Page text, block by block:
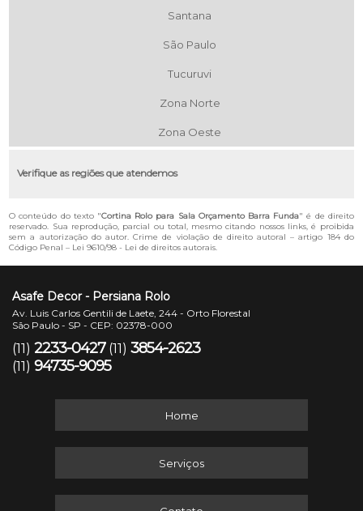
Santana
São Paulo
Tucuruvi
Zona Norte
Zona Oeste
Verifique as regiões que atendemos
O conteúdo do texto "Cortina Rolo para Sala Orçamento Barra Funda" é de direito
reservado. Sua reprodução, parcial ou total, mesmo citando nossos links, é proibida
sem a autorização do autor. Crime de violação de direito autoral – artigo 184 do
Código Penal – Lei 9610/98 - Lei de direitos autorais.
Asafe Decor - Persiana Rolo
Av. Luis Carlos Gentili de Laete, 244 - Orto Florestal
São Paulo - SP - CEP: 02378-000
(11) 2233-0427 (11) 3854-2623
(11) 94735-9095
Home
Serviços